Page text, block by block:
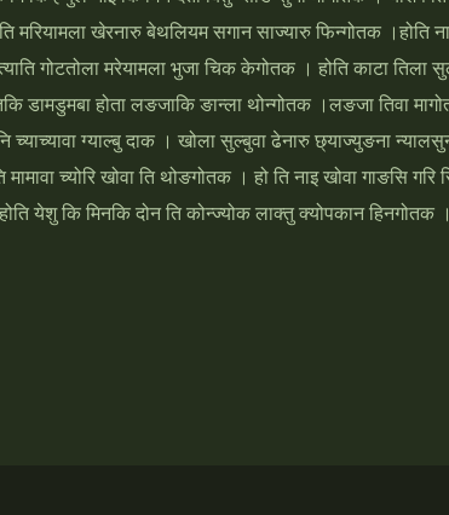
मरियामला खेरनारु बेथलियम सगान साज्‍यारु फिन्‍गोतक ।होति
गोटतोला मरेयामला भुजा चिक केगोतक । होति काटा
डामडुमबा होता लङजाकि ङान्‍ला थोन्‍गोतक ।लङजा तिवा
ग्‍याल्‍बु दाक । खोला सुल्‍बुवा ढेनारु छ्‍याज्‍युङना
च्‍योरि खोवा ति थोङगोतक । हो ति नाइ खोवा गाङसि
येशु कि मिनकि दोन ति कोन्‍ज्‍योक लाक्‍तु क्‍योपकान हिनगोतक ।